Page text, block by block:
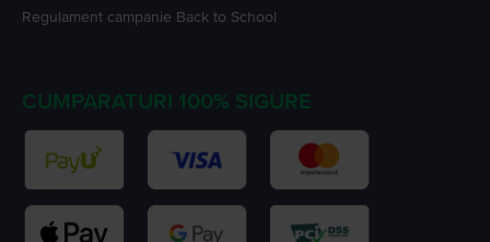
Regulament campanie Back to School
CUMPARATURI 100% SIGURE